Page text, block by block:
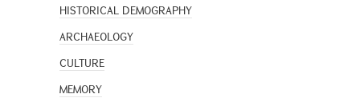
HISTORICAL DEMOGRAPHY
ARCHAEOLOGY
CULTURE
MEMORY